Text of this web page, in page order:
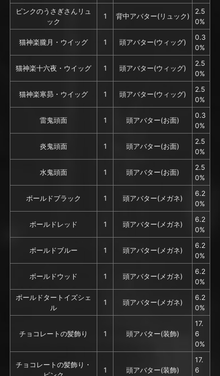
ピンクのうさぎさんリュ
ック
1 背中アバター(リュック)
2.5
0%
猫神楽朧月・ウイッグ 1 頭アバター(ウィッグ)
0.3
0%
猫神楽十六夜・ウイッグ 1 頭アバター(ウィッグ)
2.5
0%
猫神楽寒昴・ウイッグ 1 頭アバター(ウィッグ)
2.5
0%
雷鬼頭面 1 頭アバター(お面)
0.3
0%
炎鬼頭面 1 頭アバター(お面)
2.5
0%
水鬼頭面 1 頭アバター(お面)
2.5
0%
ボールドブラック 1 頭アバター(メガネ)
6.2
0%
ボールドレッド 1 頭アバター(メガネ)
6.2
0%
ボールドブルー 1 頭アバター(メガネ)
6.2
0%
ボールドウッド 1 頭アバター(メガネ)
6.2
0%
ボールドタートイズシェ
ル
1 頭アバター(メガネ)
6.2
0%
チョコレートの髪飾り 1 頭アバター(装飾)
17.
6
0%
チョコレートの髪飾り・
1 頭アバター(装飾)
17.
6